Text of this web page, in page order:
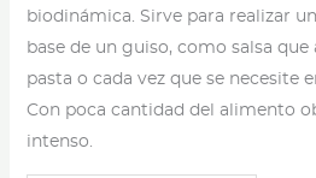
biodinámica. Sirve para realizar
base de un guiso, como salsa
pasta o cada vez que se necesite
Con poca cantidad del alimento
intenso.